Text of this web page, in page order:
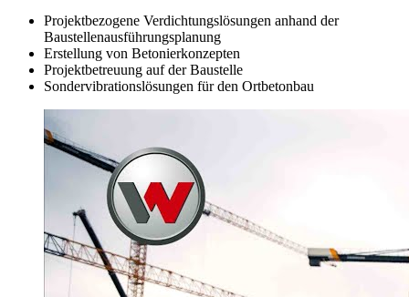
Projektbezogene Verdichtungslösungen anhand der
Baustellenausführungsplanung
Erstellung von Betonierkonzepten
Projektbetreuung auf der Baustelle
Sondervibrationslösungen für den Ortbetonbau